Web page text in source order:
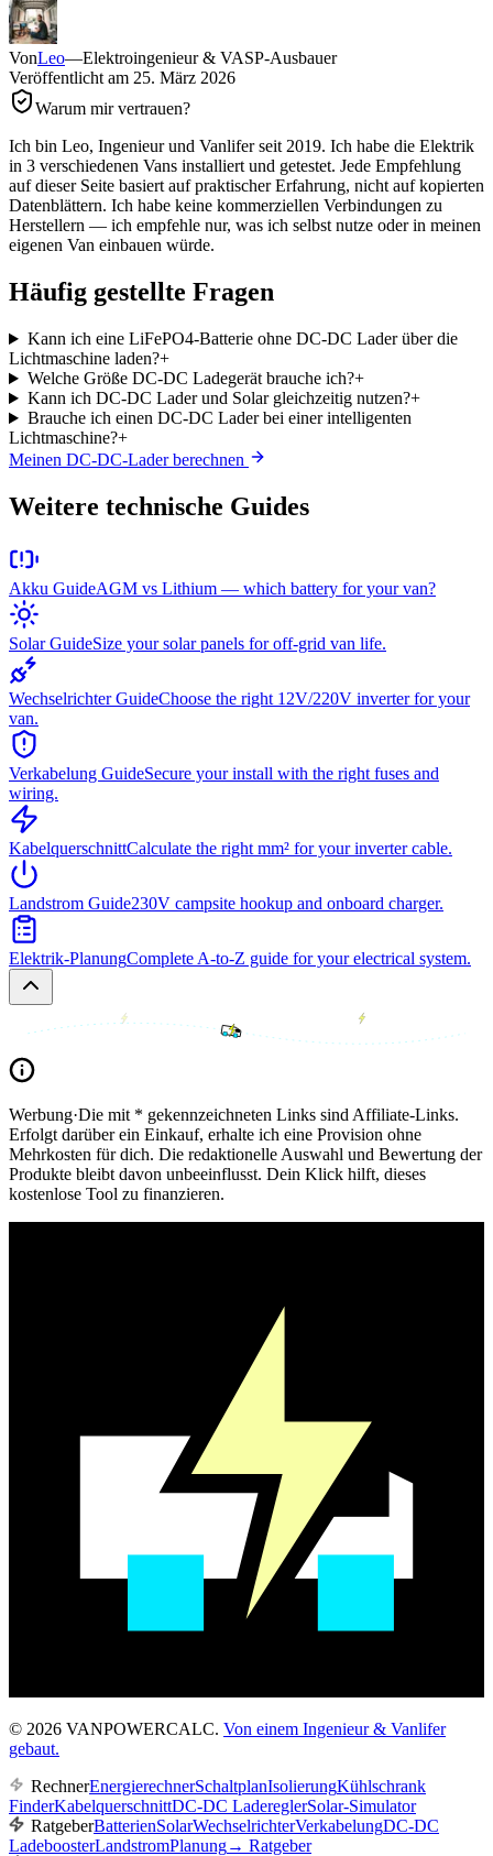
VonLeo—Elektroingenieur & VASP-Ausbauer
Veröffentlicht am 25. März 2026
Warum mir vertrauen?
Ich bin Leo, Ingenieur und Vanlifer seit 2019. Ich habe die Elektrik
in 3 verschiedenen Vans installiert und getestet. Jede Empfehlung
auf dieser Seite basiert auf praktischer Erfahrung, nicht auf kopierten
Datenblättern. Ich habe keine kommerziellen Verbindungen zu
Herstellern — ich empfehle nur, was ich selbst nutze oder in meinen
eigenen Van einbauen würde.
Häufig gestellte Fragen
Kann ich eine LiFePO4-Batterie ohne DC-DC Lader über die
Lichtmaschine laden?+
Welche Größe DC-DC Ladegerät brauche ich?+
Kann ich DC-DC Lader und Solar gleichzeitig nutzen?+
Brauche ich einen DC-DC Lader bei einer intelligenten
Lichtmaschine?+
Meinen DC-DC-Lader berechnen
Weitere technische Guides
Akku GuideAGM vs Lithium — which battery for your van?
Solar GuideSize your solar panels for off-grid van life.
Wechselrichter GuideChoose the right 12V/220V inverter for your
van.
Verkabelung GuideSecure your install with the right fuses and
wiring.
KabelquerschnittCalculate the right mm² for your inverter cable.
Landstrom Guide230V campsite hookup and onboard charger.
Elektrik-PlanungComplete A-to-Z guide for your electrical system.
Werbung·Die mit * gekennzeichneten Links sind Affiliate-Links.
Erfolgt darüber ein Einkauf, erhalte ich eine Provision ohne
Mehrkosten für dich. Die redaktionelle Auswahl und Bewertung der
Produkte bleibt davon unbeeinflusst. Dein Klick hilft, dieses
kostenlose Tool zu finanzieren.
© 2026 VANPOWERCALC. Von einem Ingenieur & Vanlifer
gebaut.
RechnerEnergierechnerSchaltplanIsolierungKühlschrank
FinderKabelquerschnittDC-DC LadereglerSolar-Simulator
RatgeberBatterienSolarWechselrichterVerkabelungDC-DC
LadeboosterLandstromPlanung→ Ratgeber